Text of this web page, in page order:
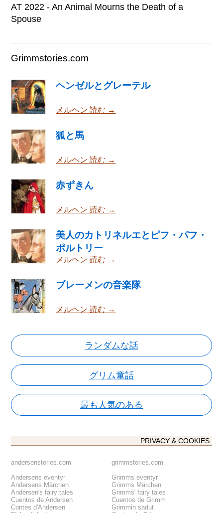
AT 2022 - An Animal Mourns the Death of a
Spouse
Grimmstories.com
ヘンゼルとグレーテル
メルヘン 読む →
狐と馬
メルヘン 読む →
赤ずきん
メルヘン 読む →
美人のカトリネルエとピフ・パフ・
ポルトリー
メルヘン 読む →
ブレーメンの音楽隊
メルヘン 読む →
ランダムな話
グリム童話
最も人気のある
PRIVACY & COOKIES
andersenstories.com
Andersens eventyr
Andersens Märchen
Andersen's fairy tales
Cuentos de Andersen
Contes d'Andersen
grimmstories.com
Grimms eventyr
Grimms Märchen
Grimms' fairy tales
Cuentos de Grimm
Grimmin sadut